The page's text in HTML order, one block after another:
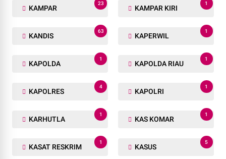
KAMPAR
23
KAMPAR KIRI
1
KANDIS
63
KAPERWIL
1
KAPOLDA
1
KAPOLDA RIAU
1
KAPOLRES
4
KAPOLRI
1
KARHUTLA
1
KAS KOMAR
1
KASAT RESKRIM
1
KASUS
5